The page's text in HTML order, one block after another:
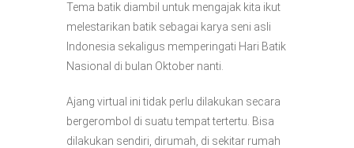
Tema batik diambil untuk mengajak kita ikut
melestarikan batik sebagai karya seni asli
Indonesia sekaligus memperingati Hari Batik
Nasional di bulan Oktober nanti.
Ajang virtual ini tidak perlu dilakukan secara
bergerombol di suatu tempat tertertu. Bisa
dilakukan sendiri, dirumah, di sekitar rumah